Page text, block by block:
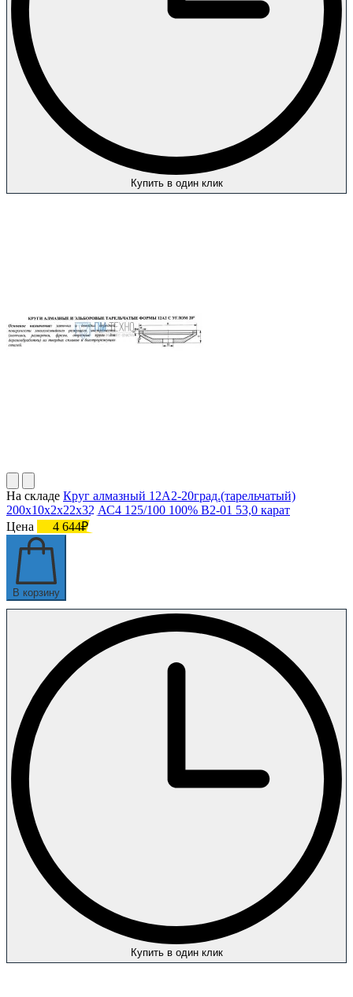
Купить в один клик
На складе Круг алмазный 12А2-20град.(тарельчатый)
200х10х2х22х32 АС4 125/100 100% В2-01 53,0 карат
Цена
4 644₽
В корзину
Купить в один клик